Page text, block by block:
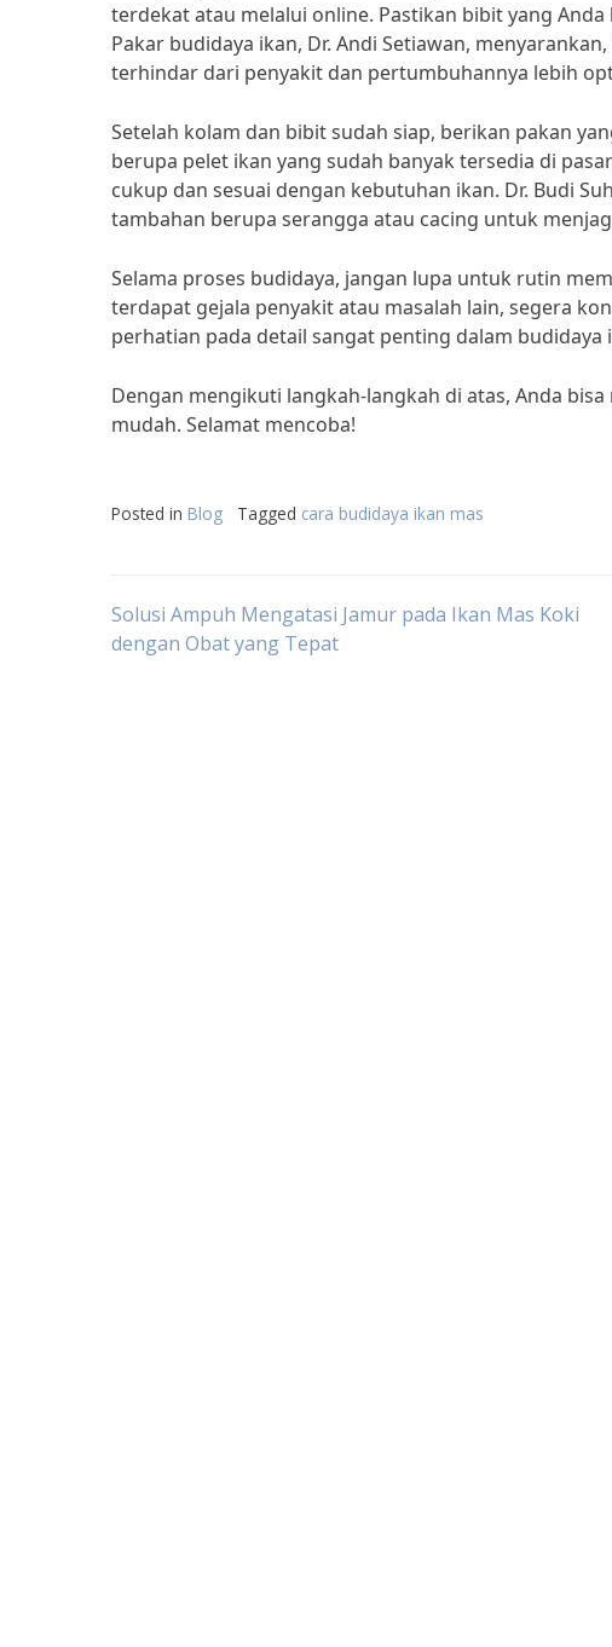
terdekat atau melalui online. Pastikan bibit yang
Pakar budidaya ikan, Dr. Andi Setiawan,
terhindar dari penyakit dan pertumbuhannya lebih
Setelah kolam dan bibit sudah siap, berikan pakan
berupa pelet ikan yang sudah banyak tersedia di
cukup dan sesuai dengan kebutuhan ikan. Dr. Budi
tambahan berupa serangga atau cacing untuk
Selama proses budidaya, jangan lupa untuk rutin
terdapat gejala penyakit atau masalah lain, segera
perhatian pada detail sangat penting dalam budidaya
Dengan mengikuti langkah-langkah di atas, Anda
mudah. Selamat mencoba!
Posted in Blog Tagged cara budidaya ikan mas
Post
Solusi Ampuh Mengatasi Jamur pada Ikan Mas Koki
dengan Obat yang Tepat